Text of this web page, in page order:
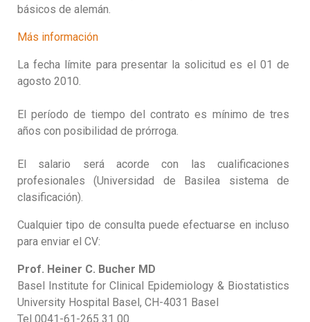
básicos de alemán.
Más información
La fecha límite para presentar la solicitud es el 01 de
agosto 2010.
El período de tiempo del contrato es mínimo de tres
años con posibilidad de prórroga.
El salario será acorde con las cualificaciones
profesionales (Universidad de Basilea sistema de
clasificación).
Cualquier tipo de consulta puede efectuarse en incluso
para enviar el CV:
Prof. Heiner C. Bucher MD
Basel Institute for Clinical Epidemiology & Biostatistics
University Hospital Basel, CH-4031 Basel
Tel 0041-61-265 31 00